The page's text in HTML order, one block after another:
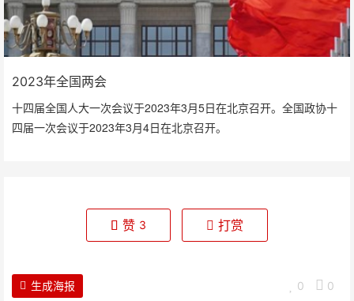
2023年全国两会
十四届全国人大一次会议于2023年3月5日在北京召开。全国政协十
四届一次会议于2023年3月4日在北京召开。
2023年全国两会
赞 3 打赏
0 0
生成海报